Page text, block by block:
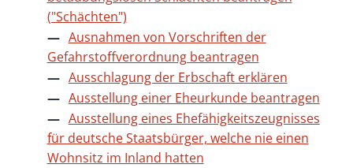
("Schächten")
Ausnahmen von Vorschriften der
Gefahrstoffverordnung beantragen
Ausschlagung der Erbschaft erklären
Ausstellung einer Eheurkunde beantragen
Ausstellung eines Ehefähigkeitszeugnisses
für deutsche Staatsbürger, welche nie einen
Wohnsitz im Inland hatten